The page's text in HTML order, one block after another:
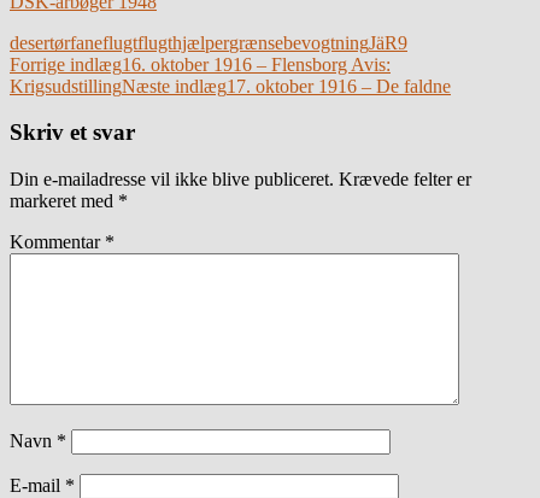
desertørfaneflugtflugthjælpergrænsebevogtningJäR9
Indlægsnavigation
Forrige indlæg16. oktober 1916 – Flensborg Avis:
KrigsudstillingNæste indlæg17. oktober 1916 – De faldne
Skriv et svar
Din e-mailadresse vil ikke blive publiceret. Krævede felter er
markeret med *
Kommentar *
Navn *
E-mail *